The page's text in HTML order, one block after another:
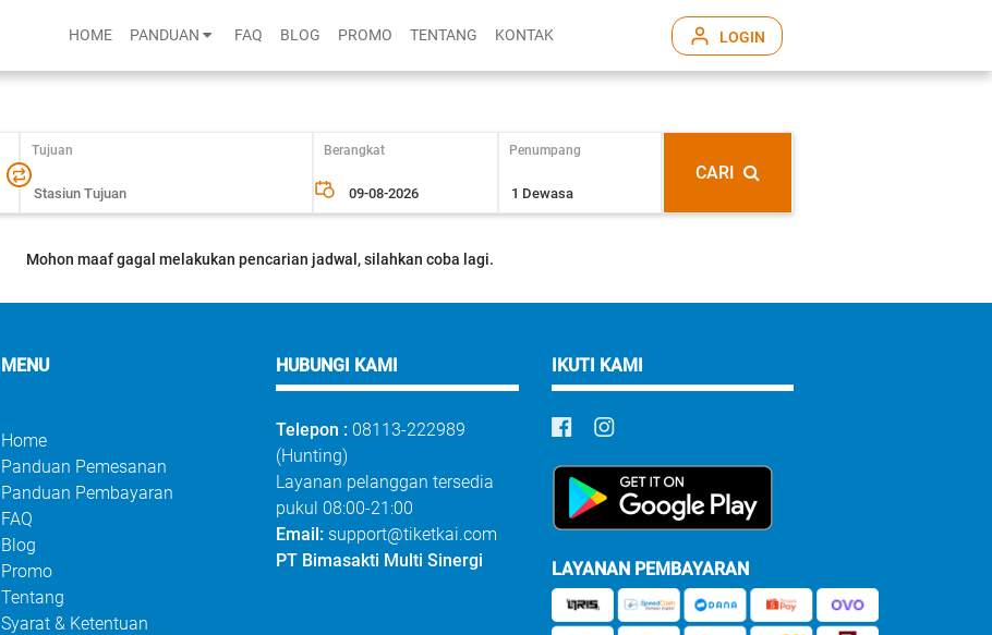
HOME PANDUAN FAQ BLOG PROMO TENTANG KONTAK LOGIN
Tujuan Berangkat Penumpang
CARI
Mohon maaf gagal melakukan pencarian jadwal, silahkan coba lagi.
MENU
Home
Panduan Pemesanan
Panduan Pembayaran
FAQ
Blog
Promo
Tentang
Syarat & Ketentuan
HUBUNGI KAMI
Telepon : 08113-222989
(Hunting)
Layanan pelanggan tersedia
pukul 08:00-21:00
Email: support@tiketkai.com
PT Bimasakti Multi Sinergi
IKUTI KAMI
LAYANAN PEMBAYARAN